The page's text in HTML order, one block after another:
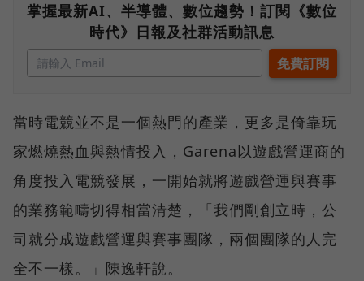
掌握最新AI、半導體、數位趨勢！訂閱《數位
時代》日報及社群活動訊息
當時電競並不是一個熱門的產業，更多是倚靠玩
家燃燒熱血與熱情投入，Garena以遊戲營運商的
角度投入電競發展，一開始就將遊戲營運與賽事
的業務範疇切得相當清楚，「我們剛創立時，公
司就分成遊戲營運與賽事團隊，兩個團隊的人完
全不一樣。」陳逸軒說。